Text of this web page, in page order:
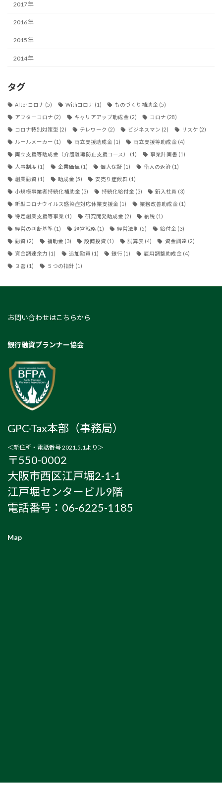
2017年
2016年
2015年
2014年
タグ
Afterコロナ (5) Withコロナ (1) ものづくり補助金 (5)
アフターコロナ (2) キャリアアップ助成金 (2) コロナ (28)
コロナ特別対策型 (2) テレワーク (2) ビジネスマン (2) リスケ (2)
ルールメーカー (1) 両立支援助成金 (1) 両立支援等助成金 (4)
両立支援等助成金（介護離職防止支援コース） (1) 事業計画書 (1)
人事制度 (1) 企業価値(1) 個人保証 (1) 借入の返済 (1)
創業融資 (1) 助成金 (5) 安売り症候群 (1)
小規模事業者持続化補助金 (3) 持続化給付金 (3) 新入社員 (3)
新型コロナウイルス感染症対応休業支援金 (1) 業務改善助成金 (1)
特定創業支援等事業 (1) 研究開発助成金 (2) 納税 (1)
経営の判断基準 (1) 経営戦略 (1) 経営法則 (5) 給付金 (3)
融資 (2) 補助金 (3) 設備投資 (1) 試算表 (4) 資金調達 (2)
資金調達余力 (1) 追加融資 (1) 銀行 (1) 雇用調整助成金 (4)
３密 (1) ５つの指針 (1)
お問い合わせはこちらから
銀行融資プランナー協会
GPC-Tax本部（事務局）
＜新住所・電話番号 2021.5.1より＞
〒550-0002
大阪市西区江戸堀2-1-1
江戸堀センタービル9階
電話番号：06-6225-1185
Map